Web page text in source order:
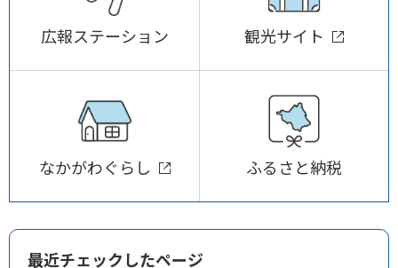
広報ステーション 観光サイト
なかがわぐらし ふるさと納税
最近チェックしたページ